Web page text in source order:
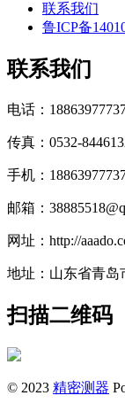
联系我们
鲁ICP备
联系我们
电话：
传真：0532-
手机：
邮箱：
网址：http://
地址：山东省青岛
扫描二维码
© 2023 精密测器